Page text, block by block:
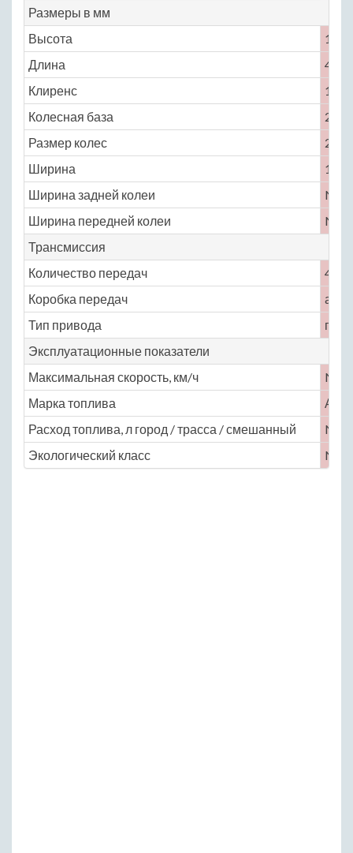
Размеры в мм
Высота
1512
Длина
4240
Клиренс
138
Колесная база
2580
Размер колес
205
Ширина
1820
Ширина задней колеи
No
Ширина передней колеи
No
Трансмиссия
Количество передач
4
Коробка передач
Тип привода
Эксплуатационные показатели
Максимальная скорость, км/ч
No
Марка топлива
АИ-
Расход топлива, л город / трасса / смешанный
No
Экологический класс
No